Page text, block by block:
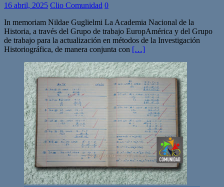
16 abril, 2025 Clio Comunidad 0
In memoriam Nildae Guglielmi La Academia Nacional de la
Historia, a través del Grupo de trabajo EuropAmérica y del Grupo
de trabajo para la actualización en métodos de la Investigación
Historiográfica, de manera conjunta con […]